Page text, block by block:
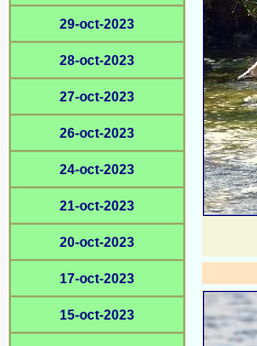
29-oct-2023
28-oct-2023
27-oct-2023
26-oct-2023
24-oct-2023
21-oct-2023
20-oct-2023
17-oct-2023
15-oct-2023